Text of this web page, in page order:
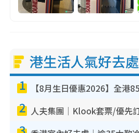
港生活人氣好去處
1
2